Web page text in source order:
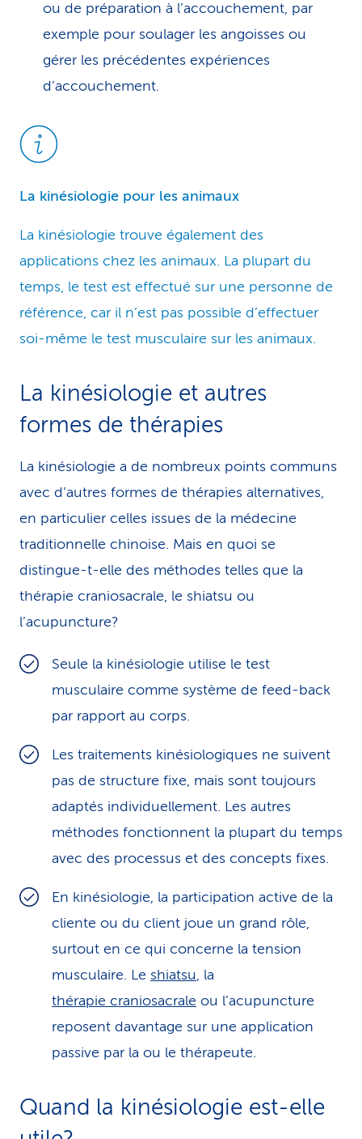
ou de préparation à l’accouchement, par
exemple pour soulager les angoisses ou
gérer les précédentes expériences
d’accouchement.
La kinésiologie pour les animaux
La kinésiologie trouve également des
applications chez les animaux. La plupart du
temps, le test est effectué sur une personne de
référence, car il n’est pas possible d’effectuer
soi-même le test musculaire sur les animaux.
La kinésiologie et autres
formes de thérapies
La kinésiologie a de nombreux points communs
avec d’autres formes de thérapies alternatives,
en particulier celles issues de la médecine
traditionnelle chinoise. Mais en quoi se
distingue-t-elle des méthodes telles que la
thérapie craniosacrale, le shiatsu ou
l’acupuncture?
Seule la kinésiologie utilise le test
musculaire comme système de feed-back
par rapport au corps.
Les traitements kinésiologiques ne suivent
pas de structure fixe, mais sont toujours
adaptés individuellement. Les autres
méthodes fonctionnent la plupart du temps
avec des processus et des concepts fixes.
En kinésiologie, la participation active de la
cliente ou du client joue un grand rôle,
surtout en ce qui concerne la tension
musculaire. Le shiatsu, la
thérapie craniosacrale ou l’acupuncture
reposent davantage sur une application
passive par la ou le thérapeute.
Quand la kinésiologie est-elle